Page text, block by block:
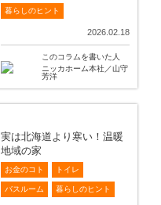
暮らしのヒント
2026.02.18
このコラムを書いた人
ニッカホーム本社／山守
芳洋
実は北海道より寒い！温暖
地域の家
お金のコト トイレ
バスルーム 暮らしのヒント